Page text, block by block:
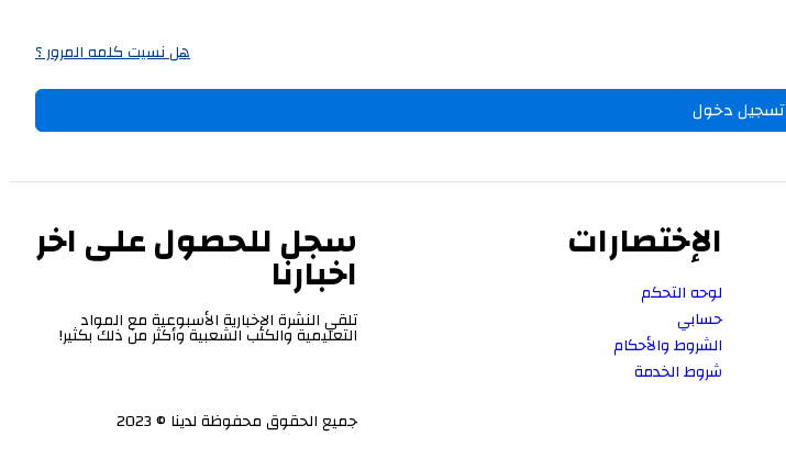
هل نسيت كلمه المرور ؟
تسجيل دخول
الإختصارات
لوحه التحكم
حسابي
الشروط والأحكام
شروط الخدمة
سجل للحصول على اخر
اخبارنا
تلقي النشرة الإخبارية الأسبوعية مع المواد
التعليمية والكتب الشعبية وأكثر من ذلك بكثير!
جميع الحقوق محفوظة لدينا © 2023